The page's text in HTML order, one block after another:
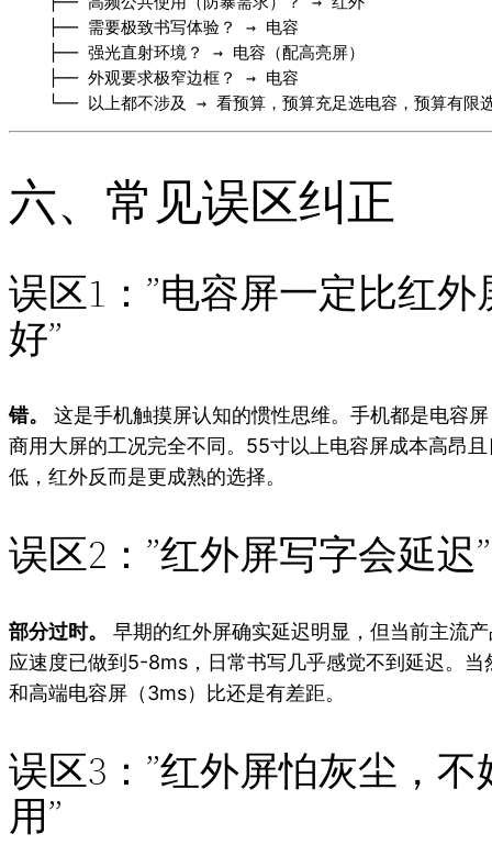
    ├── 需要极致书写体验？ → 电容
    ├── 强光直射环境？ → 电容（配高亮屏）
    ├── 外观要求极窄边框？ → 电容
六、常见误区纠正
误区1：”电容屏一定比红外
好”
错。
这是手机触摸屏认知的惯性思维。手机都是电容
商用大屏的工况完全不同。55寸以上电容屏成本高昂且
低，红外反而是更成熟的选择。
误区2：”红外屏写字会延迟”
部分过时。
早期的红外屏确实延迟明显，但当前主流
应速度已做到5-8ms，日常书写几乎感觉不到延迟。当
和高端电容屏（3ms）比还是有差距。
误区3：”红外屏怕灰尘，不
用”